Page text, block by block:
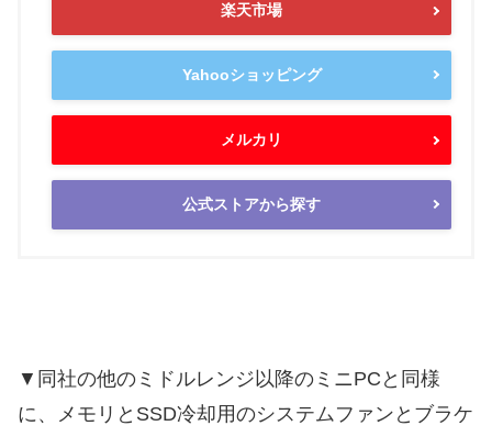
楽天市場
Yahooショッピング
メルカリ
公式ストアから探す
▼同社の他のミドルレンジ以降のミニPCと同様
に、メモリとSSD冷却用のシステムファンとブラケ